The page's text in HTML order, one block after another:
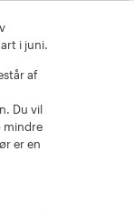
i juni.
af
Du vil
mindre
er en